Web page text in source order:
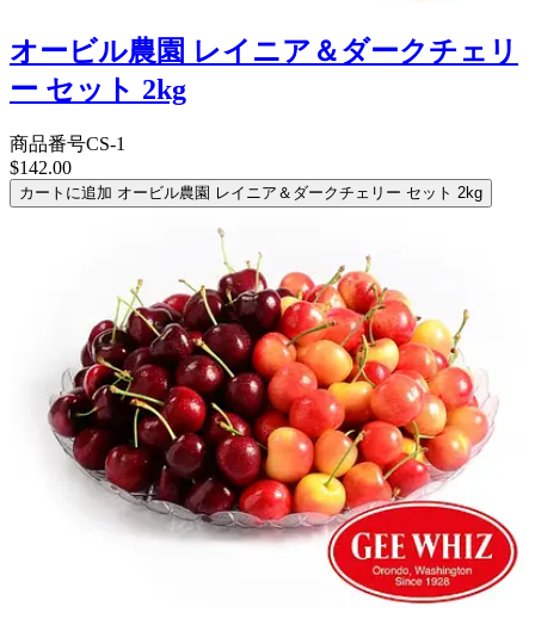
オービル農園 レイニア＆ダークチェリ
ー セット 2kg
商品番号CS-1
$142.00
カートに追加 オービル農園 レイニア＆ダークチェリー セット 2kg